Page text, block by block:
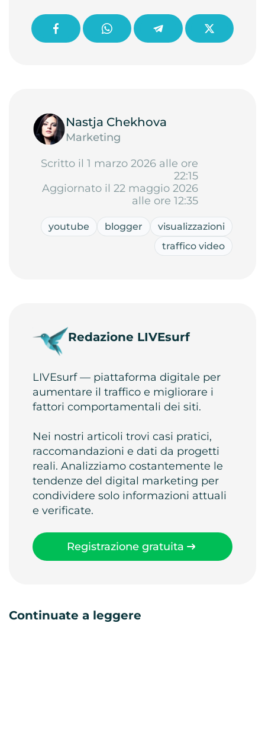
Nastja Chekhova
Marketing
Scritto il 1 marzo 2026 alle ore
22:15
Aggiornato il 22 maggio 2026
alle ore 12:35
youtube blogger
visualizzazioni
traffico video
Redazione LIVEsurf
LIVEsurf — piattaforma digitale per
aumentare il traffico e migliorare i
fattori comportamentali dei siti.
Nei nostri articoli trovi casi pratici,
raccomandazioni e dati da progetti
reali. Analizziamo costantemente le
tendenze del digital marketing per
condividere solo informazioni attuali
e verificate.
Registrazione gratuita
Continuate a leggere